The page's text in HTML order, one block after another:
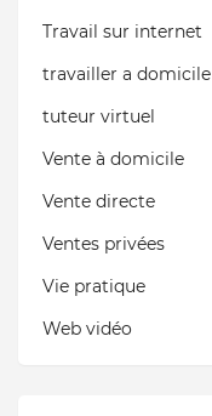
Travail sur internet
travailler a domicile
tuteur virtuel
Vente à domicile
Vente directe
Ventes privées
Vie pratique
Web vidéo